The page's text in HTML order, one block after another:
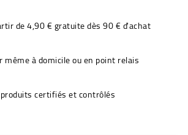
de 4,90 € gratuite dès 90 € d'achat
même à domicile ou en point relais
certifiés et contrôlés